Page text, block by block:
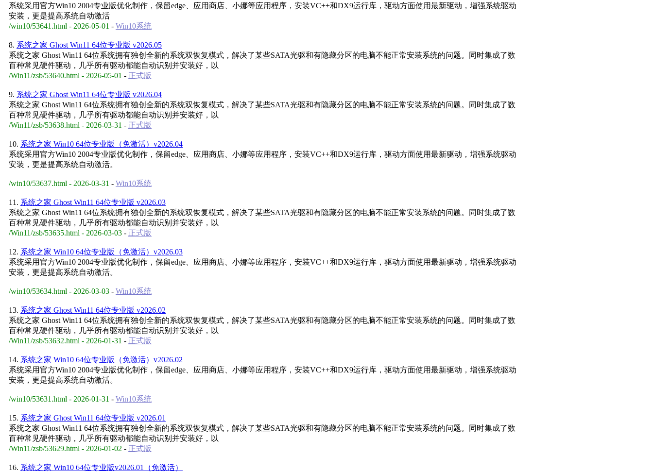
系统采用官方Win10 2004专业版优化制作，保留edge、应用商店、小娜等应用程序，安装VC++和DX9运行库，驱动方面使用最新驱动，增强系统驱动
安装，更是提高系统自动激活
/win10/53641.html - 2026-05-01 - Win10系统
8. 系统之家 Ghost Win11 64位专业版 v2026.05
系统之家 Ghost Win11 64位系统拥有独创全新的系统双恢复模式，解决了某些SATA光驱和有隐藏分区的电脑不能正常安装系统的问题。同时集成了数
百种常见硬件驱动，几乎所有驱动都能自动识别并安装好，以
/Win11/zsb/53640.html - 2026-05-01 - 正式版
9. 系统之家 Ghost Win11 64位专业版 v2026.04
系统之家 Ghost Win11 64位系统拥有独创全新的系统双恢复模式，解决了某些SATA光驱和有隐藏分区的电脑不能正常安装系统的问题。同时集成了数
百种常见硬件驱动，几乎所有驱动都能自动识别并安装好，以
/Win11/zsb/53638.html - 2026-03-31 - 正式版
10. 系统之家 Win10 64位专业版（免激活）v2026.04
系统采用官方Win10 2004专业版优化制作，保留edge、应用商店、小娜等应用程序，安装VC++和DX9运行库，驱动方面使用最新驱动，增强系统驱动
安装，更是提高系统自动激活。
/win10/53637.html - 2026-03-31 - Win10系统
11. 系统之家 Ghost Win11 64位专业版 v2026.03
系统之家 Ghost Win11 64位系统拥有独创全新的系统双恢复模式，解决了某些SATA光驱和有隐藏分区的电脑不能正常安装系统的问题。同时集成了数
百种常见硬件驱动，几乎所有驱动都能自动识别并安装好，以
/Win11/zsb/53635.html - 2026-03-03 - 正式版
12. 系统之家 Win10 64位专业版（免激活）v2026.03
系统采用官方Win10 2004专业版优化制作，保留edge、应用商店、小娜等应用程序，安装VC++和DX9运行库，驱动方面使用最新驱动，增强系统驱动
安装，更是提高系统自动激活。
/win10/53634.html - 2026-03-03 - Win10系统
13. 系统之家 Ghost Win11 64位专业版 v2026.02
系统之家 Ghost Win11 64位系统拥有独创全新的系统双恢复模式，解决了某些SATA光驱和有隐藏分区的电脑不能正常安装系统的问题。同时集成了数
百种常见硬件驱动，几乎所有驱动都能自动识别并安装好，以
/Win11/zsb/53632.html - 2026-01-31 - 正式版
14. 系统之家 Win10 64位专业版（免激活）v2026.02
系统采用官方Win10 2004专业版优化制作，保留edge、应用商店、小娜等应用程序，安装VC++和DX9运行库，驱动方面使用最新驱动，增强系统驱动
安装，更是提高系统自动激活。
/win10/53631.html - 2026-01-31 - Win10系统
15. 系统之家 Ghost Win11 64位专业版 v2026.01
系统之家 Ghost Win11 64位系统拥有独创全新的系统双恢复模式，解决了某些SATA光驱和有隐藏分区的电脑不能正常安装系统的问题。同时集成了数
百种常见硬件驱动，几乎所有驱动都能自动识别并安装好，以
/Win11/zsb/53629.html - 2026-01-02 - 正式版
16. 系统之家 Win10 64位专业版v2026.01（免激活）